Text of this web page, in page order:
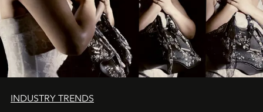
INDUSTRY TRENDS